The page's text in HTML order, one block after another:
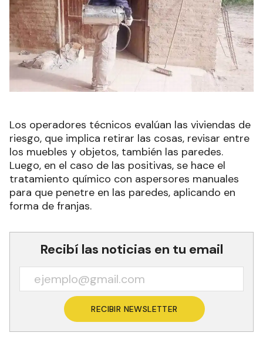
Los operadores técnicos evalúan las viviendas de
riesgo, que implica retirar las cosas, revisar entre
los muebles y objetos, también las paredes.
Luego, en el caso de las positivas, se hace el
tratamiento químico con aspersores manuales
para que penetre en las paredes, aplicando en
forma de franjas.
Recibí las noticias en tu email
RECIBIR NEWSLETTER